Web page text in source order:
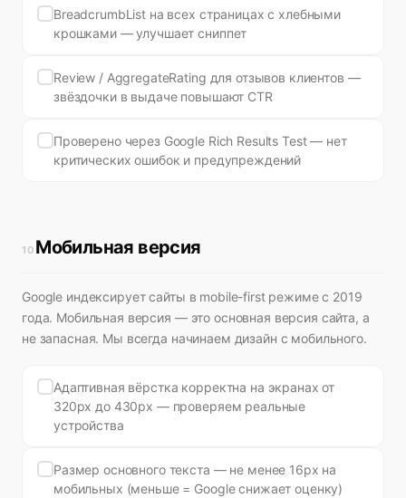
BreadcrumbList на всех страницах с хлебными
крошками — улучшает сниппет
Review / AggregateRating для отзывов клиентов —
звёздочки в выдаче повышают CTR
Проверено через Google Rich Results Test — нет
критических ошибок и предупреждений
10 Мобильная версия
Google индексирует сайты в mobile-first режиме с 2019
года. Мобильная версия — это основная версия сайта, а
не запасная. Мы всегда начинаем дизайн с мобильного.
Адаптивная вёрстка корректна на экранах от
320px до 430px — проверяем реальные
устройства
Размер основного текста — не менее 16px на
мобильных (меньше = Google снижает оценку)